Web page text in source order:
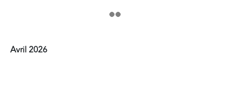
Avril 2026